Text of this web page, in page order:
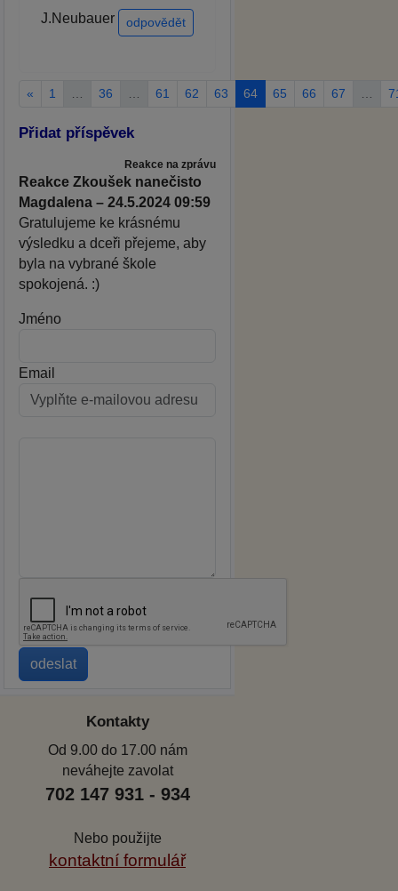
J.Neubauer
odpovědět
« 1 36 61 62 63 64 65 66 67
Přidat příspěvek
Reakce na zprávu
Reakce Zkoušek nanečisto
Magdalena – 24.5.2024 09:59
Gratulujeme ke krásnému
výsledku a dceři přejeme, aby
byla na vybrané škole
spokojená. :)
Jméno
Email
Kontakty
Od 9.00 do 17.00 nám
neváhejte zavolat
702 147 931 - 934
Nebo použijte
kontaktní formulář